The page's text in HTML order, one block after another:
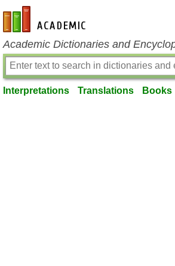
en-academic.com
Academic Dictionaries and
Interpretations Translations Books